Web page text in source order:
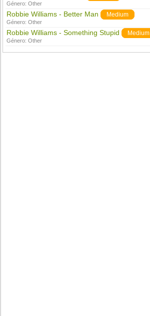
Género:Other
Robbie Williams - Better Man Medium
Género:Other
Robbie Williams - Something Stupid Medium
Género:Other